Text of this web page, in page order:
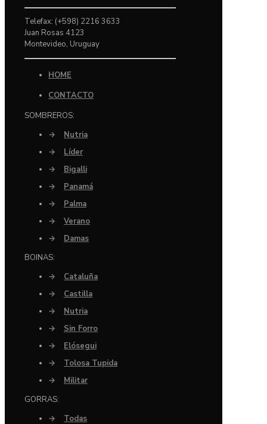
Telefax: (+598) 2216 3633
Juan Rosas 4123
Montevideo, Uruguay
HOME
CONTACTO
SOMBREROS:
→
Nutria
→
Líder
→
Bigalli
→
Panamá
→
Palma
→
Verano
→
Damas
BOINAS:
→
Cataluña
→
Castilla
→
Nutria
→
Sin Forro
→
Elósegui
→
Tolosa Tupida
→
Militar
GORRAS:
→
Todas